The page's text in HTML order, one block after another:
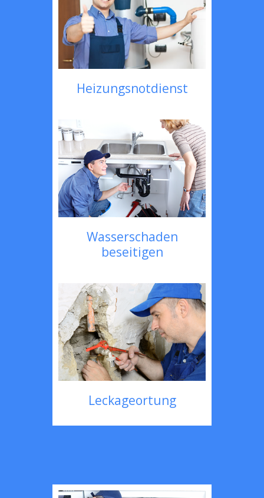
Heizungsnotdienst
Wasserschaden
beseitigen
Leckageortung